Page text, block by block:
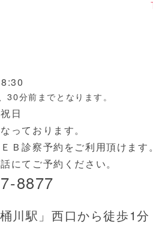
30分前までとなります。
日
っております。
Ｂ診察予約をご利用頂けます。
にてご予約ください。
8877
川駅」西口から徒歩1分